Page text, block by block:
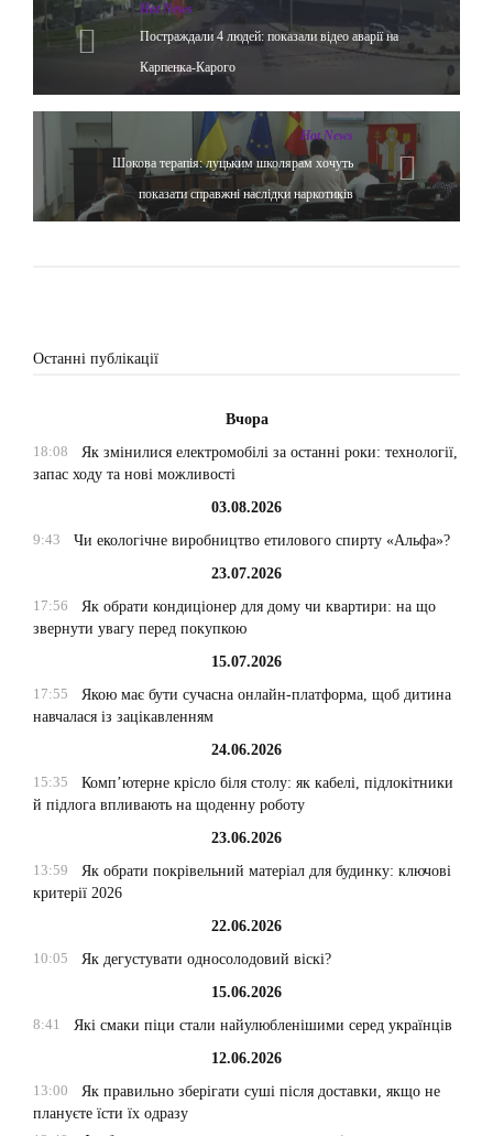
Hot News
Постраждали 4 людей: показали відео аварії на
Карпенка-Карого
Hot News
Шокова терапія: луцьким школярам хочуть
показати справжні наслідки наркотиків
Останні публікації
Вчора
18:08
Як змінилися електромобілі за останні роки: технології,
запас ходу та нові можливості
03.08.2026
9:43
Чи екологічне виробництво етилового спирту «Альфа»?
23.07.2026
17:56
Як обрати кондиціонер для дому чи квартири: на що
звернути увагу перед покупкою
15.07.2026
17:55
Якою має бути сучасна онлайн-платформа, щоб дитина
навчалася із зацікавленням
24.06.2026
15:35
Комп’ютерне крісло біля столу: як кабелі, підлокітники
й підлога впливають на щоденну роботу
23.06.2026
13:59
Як обрати покрівельний матеріал для будинку: ключові
критерії 2026
22.06.2026
10:05
Як дегустувати односолодовий віскі?
15.06.2026
8:41
Які смаки піци стали найулюбленішими серед українців
12.06.2026
13:00
Як правильно зберігати суші після доставки, якщо не
плануєте їсти їх одразу